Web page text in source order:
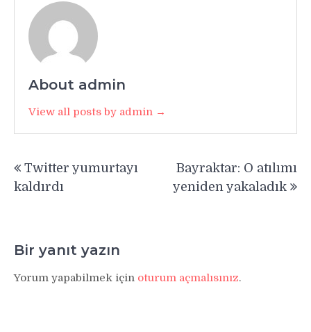
About admin
View all posts by admin →
gezinmesi
Twitter yumurtayı
kaldırdı
Bayraktar: O atılımı
yeniden yakaladık
Bir yanıt yazın
Yorum yapabilmek için oturum açmalısınız.